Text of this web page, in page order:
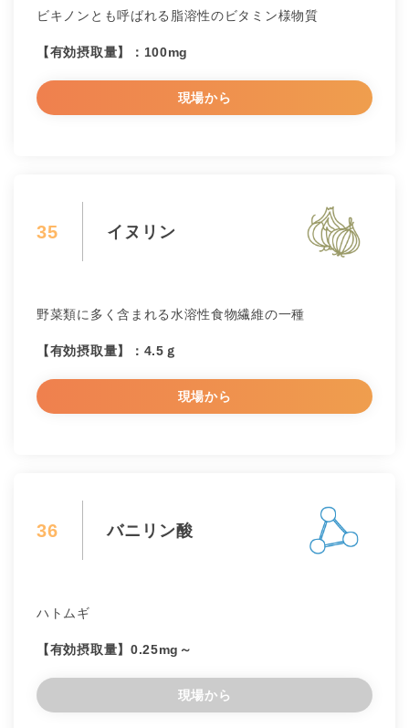
ビキノンとも呼ばれる脂溶性のビタミン様物質
【有効摂取量】：100mg
現場から
35 イヌリン
野菜類に多く含まれる水溶性食物繊維の一種
【有効摂取量】：4.5ｇ
現場から
36 バニリン酸
ハトムギ
【有効摂取量】0.25mg～
現場から